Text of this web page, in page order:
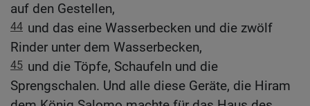
auf den Gestellen,
44 und das eine Wasserbecken und die zwölf
Rinder unter dem Wasserbecken,
45 und die Töpfe, Schaufeln und die
Sprengschalen. Und alle diese Geräte, die Hiram